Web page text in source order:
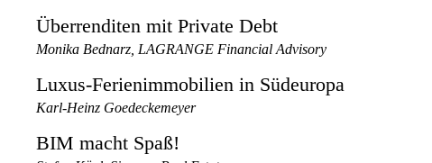
Überrenditen mit Private Debt
Monika Bednarz, LAGRANGE Financial Advisory
Luxus-Ferienimmobilien in Südeuropa
Karl-Heinz Goedeckemeyer
BIM macht Spaß!